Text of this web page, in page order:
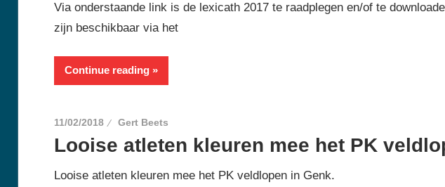
Via onderstaande link is de lexicath 2017 te raadplegen en/of te
zijn beschikbaar via het
Continue reading
11/02/2018 Gert Beets
Looise atleten kleuren mee het PK
Looise atleten kleuren mee het PK veldlopen in Genk.